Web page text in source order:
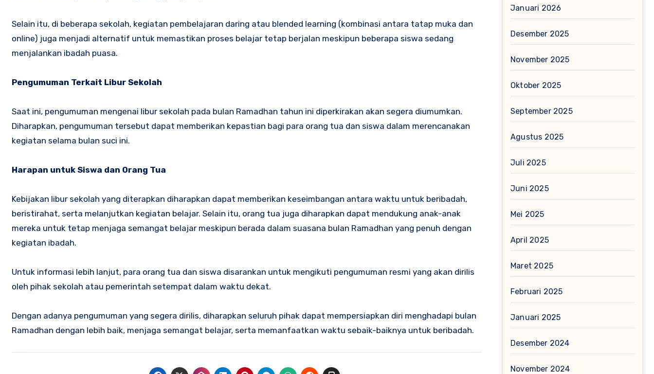
Selain itu, di beberapa sekolah, kegiatan pembelajaran daring atau blended learning (kombinasi antara tatap muka dan
online) juga menjadi alternatif untuk memastikan proses belajar tetap berjalan meskipun beberapa siswa sedang
menjalankan ibadah puasa.
Pengumuman Terkait Libur Sekolah
Saat ini, pengumuman mengenai libur sekolah pada bulan Ramadhan tahun ini diperkirakan akan segera diumumkan.
Diharapkan, pengumuman tersebut dapat memberikan kepastian bagi para orang tua dan siswa dalam merencanakan
kegiatan selama bulan suci ini.
Harapan untuk Siswa dan Orang Tua
Kebijakan libur sekolah yang diterapkan diharapkan dapat memberikan keseimbangan antara waktu untuk beribadah,
beristirahat, serta melanjutkan kegiatan belajar. Selain itu, orang tua juga diharapkan dapat mendukung anak-anak
mereka untuk tetap menjaga semangat belajar meskipun berada dalam suasana bulan Ramadhan yang penuh dengan
kegiatan ibadah.
Untuk informasi lebih lanjut, para orang tua dan siswa disarankan untuk mengikuti pengumuman resmi yang akan dirilis
oleh pihak sekolah atau pemerintah setempat dalam waktu dekat.
Dengan adanya pengumuman yang segera dirilis, diharapkan seluruh pihak dapat mempersiapkan diri menghadapi bulan
Ramadhan dengan lebih baik, menjaga semangat belajar, serta memanfaatkan waktu sebaik-baiknya untuk beribadah.
Januari 2026
Desember 2025
November 2025
Oktober 2025
September 2025
Agustus 2025
Juli 2025
Juni 2025
Mei 2025
April 2025
Maret 2025
Februari 2025
Januari 2025
Desember 2024
November 2024